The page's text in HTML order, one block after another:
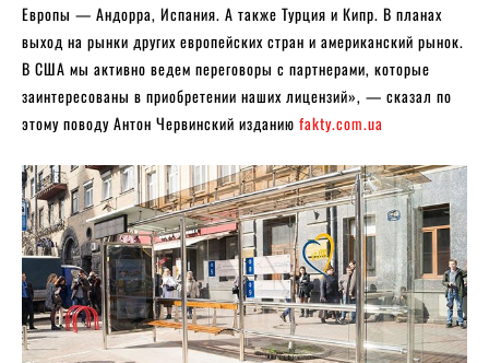
Европы — Андорра, Испания. А также Турция и Кипр. В планах
выход на рынки других европейских стран и американский рынок.
В США мы активно ведем переговоры с партнерами, которые
заинтересованы в приобретении наших лицензий», — сказал по
этому поводу Антон Червинский изданию fakty.com.ua